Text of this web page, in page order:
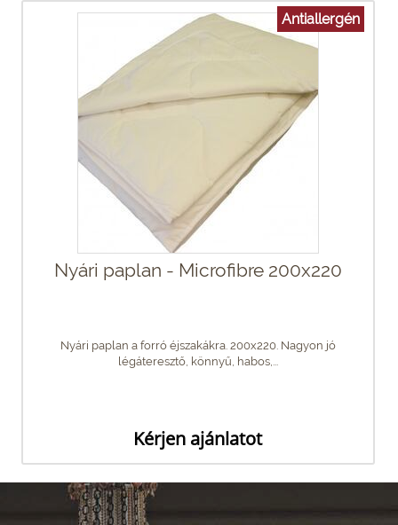
Antiallergén
Nyári paplan - Microfibre 200x220
Nyári paplan a forró éjszakákra. 200x220. Nagyon jó
légáteresztő, könnyű, habos,...
Kérjen ajánlatot